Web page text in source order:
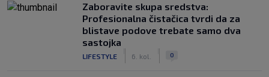
Zaboravite skupa sredstva:
Profesionalna čistačica tvrdi da za
blistave podove trebate samo dva
sastojka
LIFESTYLE 6. kol. 0